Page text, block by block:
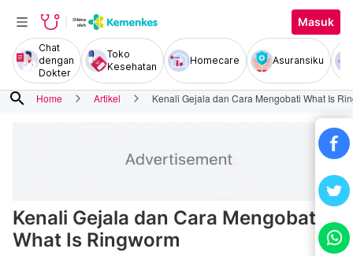
Masuk
Chat
dengan
Dokter
Toko
Kesehatan
Homecare Asuransiku
search Home Artikel Kenali Gejala dan Cara Mengobati What Is
Kenali Gejala dan Cara Mengobati
What Is Ringworm